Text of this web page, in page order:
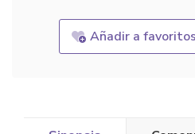
Añadir a favoritos